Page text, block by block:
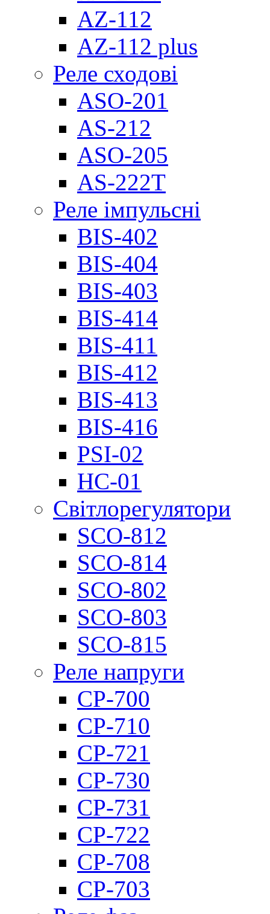
AZ-112
AZ-112 plus
Реле сходові
ASO-201
AS-212
ASO-205
AS-222T
Реле імпульсні
BIS-402
BIS-404
BIS-403
BIS-414
BIS-411
BIS-412
BIS-413
BIS-416
PSI-02
НС-01
Світлорегулятори
SCO-812
SCO-814
SCO-802
SCO-803
SCO-815
Реле напруги
CP-700
CP-710
CP-721
CP-730
CP-731
CP-722
CP-708
CP-703